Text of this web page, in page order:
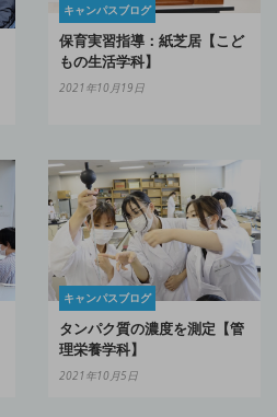
キャンパスブログ
保育実習指導：紙芝居【こど
もの生活学科】
2021年10月19日
キャンパスブログ
タンパク質の濃度を測定【管
理栄養学科】
2021年10月5日